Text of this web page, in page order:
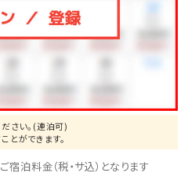
ついて：ご到着のお手続き後
について：チェックアウト当
だけます。
以上）の入湯税をご負担い
さい。(連泊可)
とができます。
泊料金（税・サ込）となります